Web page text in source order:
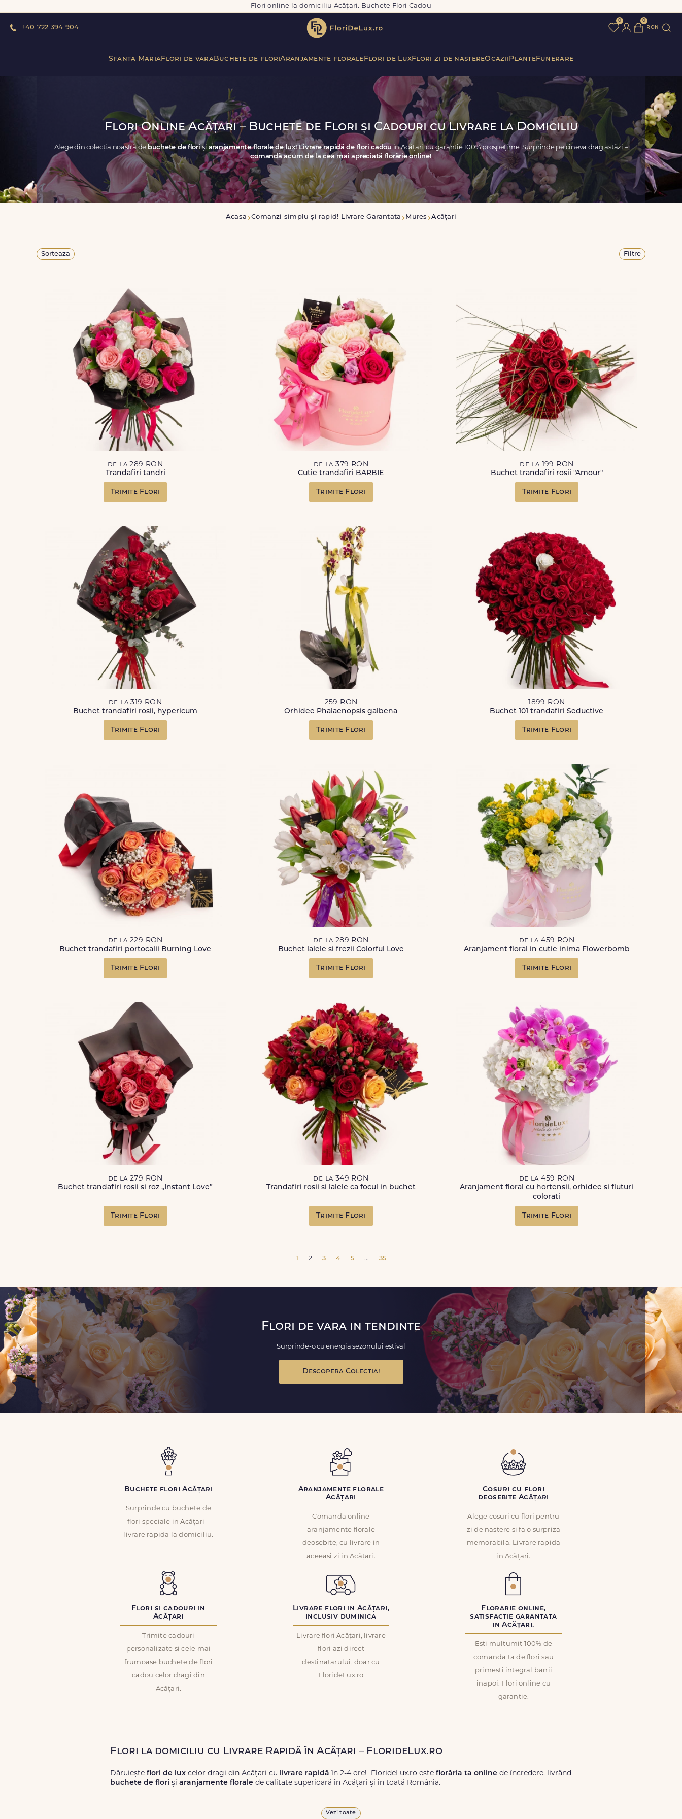
Flori online la domiciliu Acățari. Buchete Flori Cadou
+40 722 394 904
0 0
ron
Sfanta MariaFlori de varaBuchete de floriAranjamente florale Flori de LuxFlori zi de nastereOcazii PlanteFunerare
Flori Online Acățari – Buchete de Flori și Cadouri cu Livrare la Domiciliu
Alege din colecția noastră de buchete de floriși aranjamente florale de lux! Livrare rapidă de flori cadou în Acățari, cu garanție 100% prospețime. Surprinde pe cineva drag astăzi –
comandă acum de la cea mai apreciată florărie online!
Acasa Comanzi simplu și rapid! Livrare Garantata Mures Acățari
Sorteaza Filtre
de la 289 RON
Trandafiri tandri
Trimite Flori
de la 379 RON
Cutie trandafiri BARBIE
Trimite Flori
de la 199 RON
Buchet trandafiri rosii "Amour"
Trimite Flori
de la 319 RON
Buchet trandafiri rosii, hypericum
Trimite Flori
259 RON
Orhidee Phalaenopsis galbena
Trimite Flori
1899 RON
Buchet 101 trandafiri Seductive
Trimite Flori
de la 229 RON
Buchet trandafiri portocalii Burning Love
Trimite Flori
de la 289 RON
Buchet lalele si frezii Colorful Love
Trimite Flori
de la 459 RON
Aranjament floral in cutie inima Flowerbomb
Trimite Flori
de la 279 RON
Buchet trandafiri rosii si roz „Instant Love”
Trimite Flori
de la 349 RON
Trandafiri rosii si lalele ca focul in buchet
Trimite Flori
de la 459 RON
Aranjament floral cu hortensii, orhidee si fluturi
colorati
Trimite Flori
1 2 3 4 5 ... 35
Flori de vara in tendinte
Surprinde-o cu energia sezonului estival
Descopera Colectia!
Buchete flori Acățari
Surprinde cu buchete de
flori speciale in Acățari –
livrare rapida la domiciliu.
Aranjamente florale
Acățari
Comanda online
aranjamente florale
deosebite, cu livrare in
aceeasi zi in Acățari.
Cosuri cu flori
deosebite Acățari
Alege cosuri cu flori pentru
zi de nastere si fa o surpriza
memorabila. Livrare rapida
in Acățari.
Flori si cadouri in
Acățari
Trimite cadouri
personalizate si cele mai
frumoase buchete de flori
cadou celor dragi din
Acățari.
Livrare flori in Acățari,
inclusiv duminica
Livrare flori Acățari, livrare
flori azi direct
destinatarului, doar cu
FlorideLux.ro
Florarie online,
satisfactie garantata
in Acățari.
Esti multumit 100% de
comanda ta de flori sau
primesti integral banii
inapoi. Flori online cu
garantie.
Flori la domiciliu cu Livrare Rapidă în Acățari – FlorideLux.ro
Dăruiește flori de lux celor dragi din Acățari cu livrare rapidă în 2-4 ore! FlorideLux.ro este florăria ta online de încredere, livrând
buchete de flori și aranjamente florale de calitate superioară în Acățari și în toată România.
Vezi toate